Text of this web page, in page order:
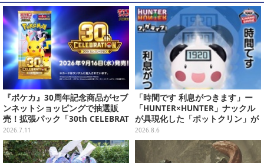
『ポケカ』30周年記念商品がセブ
ンネットショッピングで抽選販
売！拡張パック「30th CELEBRAT
ION」と「エーフィ・ブラッキー
セット」が対象
2026.7.11
「時間です 利息がつきます」ー
「HUNTER×HUNTER」ナックル
が具現化した「ポットクリン」が
貯金箱としてプライズ展開
2026.8.6